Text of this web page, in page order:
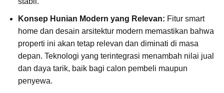
Konsep Hunian Modern yang Relevan: Fitur smart
home dan desain arsitektur modern memastikan bahwa
properti ini akan tetap relevan dan diminati di masa
depan. Teknologi yang terintegrasi menambah nilai jual
dan daya tarik, baik bagi calon pembeli maupun
penyewa.